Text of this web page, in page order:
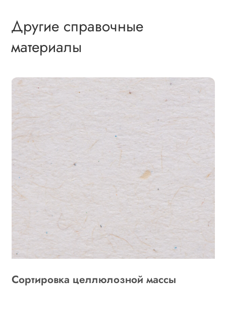
Другие справочные
материалы
Сортировка целлюлозной массы